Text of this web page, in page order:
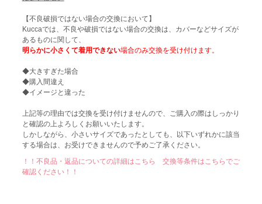
【不良破損ではない場合の交換において】
Kuccaでは、不良や破損ではない場合の交換は、カバーなどサイズが
あるものに関して、
明らかに小さくて着用できない場合のみ交換を受け付けます。
◆大きすぎた場合
◆購入間違え
◆イメージと違った
上記等の理由では交換を受け付けませんので、ご購入の際はしっかり
と確認の上よろしくお願いいたします。
しかしながら、小さいサイズであったとしても、以下いずれかに該当
する場合は、お受けできませんので予めご了承ください。
！！不良品・返品についての詳細はこちら 交換等条件はこちらでご
確認ください！！